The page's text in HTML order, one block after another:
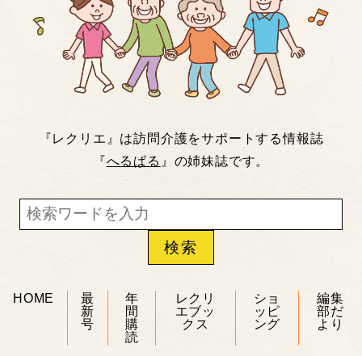
『レクリエ』は訪問介護をサポートする情報誌
『へるぱる 』の姉妹誌です。
HOME
最
新
号
年
間
購
読
レクリ
エブッ
クス
ショ
ッピ
ング
編集
部だ
より